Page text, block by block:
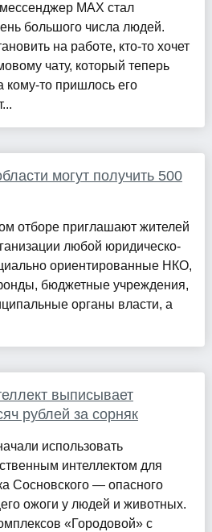
MAX стал
большого числа людей.
на работе, кто-то хочет
чату, который теперь
кому-то пришлось его
могут получить 500
отборе приглашают жителей
любой юридическо-
ориентированные НКО,
бюджетные учреждения,
органы власти, а
выписывает
рублей за сорняк
использовать
интеллектом для
Сосновского — опасного
ожоги у людей и животных.
«Городовой» с